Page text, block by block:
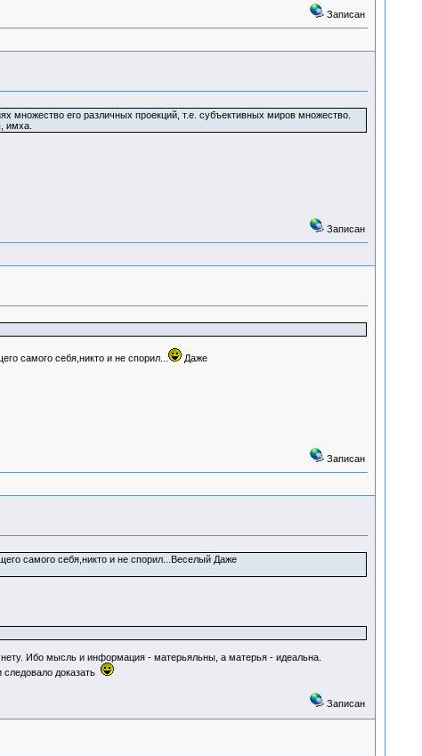
Записан
множество его различных проекций, т.е. субъективных миров множество.
имха.
Записан
самого себя,никто и не спорил...
Даже
Записан
самого себя,никто и не спорил...Веселый Даже
Ибо мысль и информация - матерьяльны, а матерья - идеальна.
доказать
Записан